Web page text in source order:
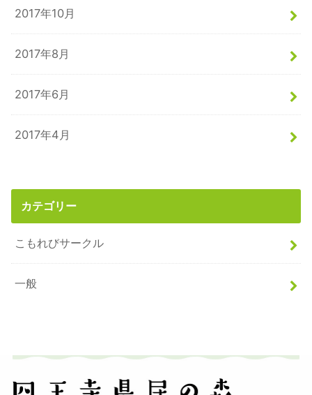
2017年10月
2017年8月
2017年6月
2017年4月
カテゴリー
こもれびサークル
一般